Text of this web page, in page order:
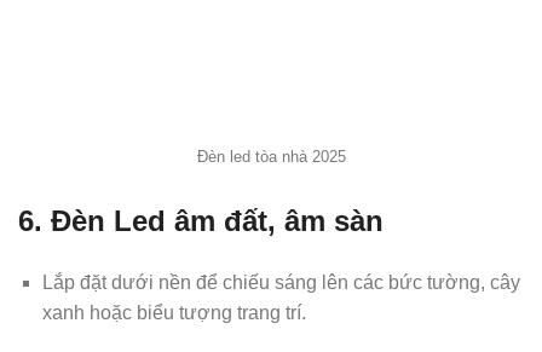
Đèn led tòa nhà 2025
6. Đèn Led âm đất, âm sàn
Lắp đặt dưới nền để chiếu sáng lên các bức tường, cây
xanh hoặc biểu tượng trang trí.